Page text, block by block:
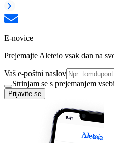
E-novice
Prejemajte Aleteio vsak dan na
Vaš e-poštni naslov
Strinjam se s prejemanjem
Prijavite se